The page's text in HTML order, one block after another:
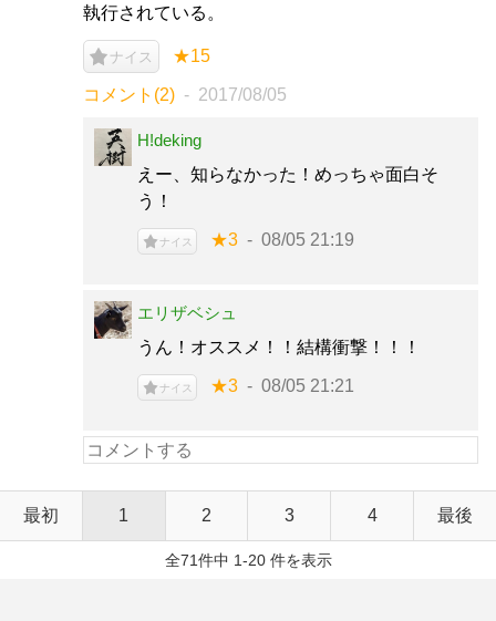
執行されている。
ナイス ★15
コメント(2) 2017/08/05
H!deking
えー、知らなかった！めっちゃ面白そ
う！
ナイス ★3 08/05 21:19
エリザベシュ
うん！オススメ！！結構衝撃！！！
ナイス ★3 08/05 21:21
最初 1 2 3 4 最後
全71件中 1-20 件を表示